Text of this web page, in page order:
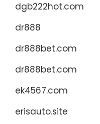
dgb222hot.com
dr888
dr888bet.com
dr888bet.com
ek4567.com
erisauto.site